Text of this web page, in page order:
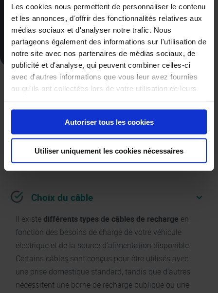
Les cookies nous permettent de personnaliser le contenu
et les annonces, d'offrir des fonctionnalités relatives aux
médias sociaux et d'analyser notre trafic. Nous
partageons également des informations sur l'utilisation de
notre site avec nos partenaires de médias sociaux, de
publicité et d'analyse, qui peuvent combiner celles-ci
avec d'autres informations que vous leur avez fournies
ou qu'ils ont collectées lors de votre utilisation de leurs
Autoriser tous les cookies
Utiliser uniquement les cookies nécessaires
A partir de
essentiel pour lespropriétaires de véhicules électriques, car il
permet decharger la batterie de celui-ci à partir d’une source
d’alimentation externe.
Choix du câble
Il existe différents types de câbles de recharge en
fonction des besoins de charge de votre véhicule
électrique et de la source d’alimentation disponible.
Certains câbles sont conçus pour être utilisés avec
une prise domestique standard, tandis que d’autres
nécessitent une borne de recharge publique ou une
UNE QUESTION ?
+32 87 59 84 59